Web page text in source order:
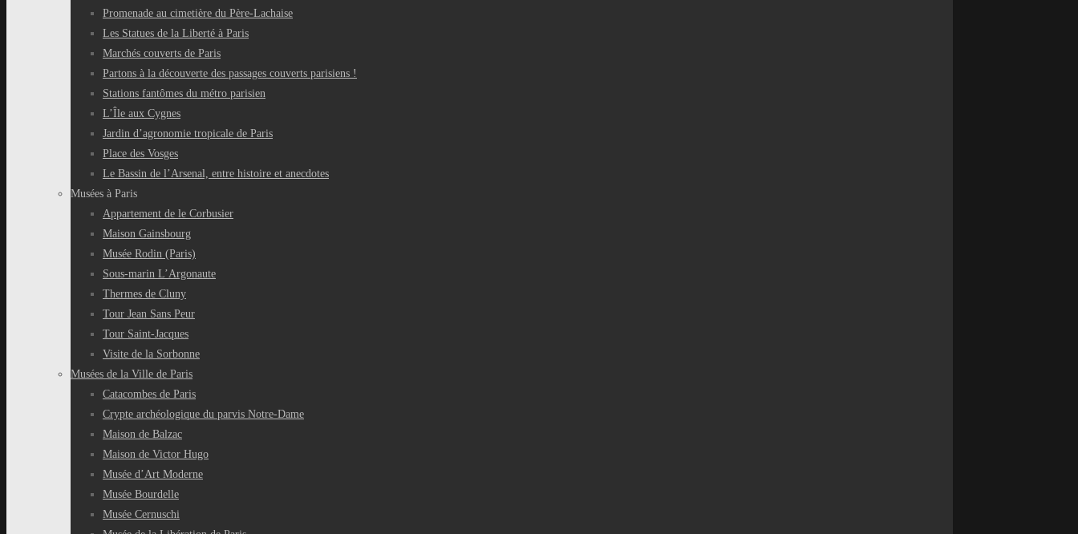
Promenade au cimetière du Père-Lachaise
Les Statues de la Liberté à Paris
Marchés couverts de Paris
Partons à la découverte des passages couverts parisiens !
Stations fantômes du métro parisien
L’Île aux Cygnes
Jardin d’agronomie tropicale de Paris
Place des Vosges
Le Bassin de l’Arsenal, entre histoire et anecdotes
Musées à Paris
Appartement de le Corbusier
Maison Gainsbourg
Musée Rodin (Paris)
Sous-marin L’Argonaute
Thermes de Cluny
Tour Jean Sans Peur
Tour Saint-Jacques
Visite de la Sorbonne
Musées de la Ville de Paris
Catacombes de Paris
Crypte archéologique du parvis Notre-Dame
Maison de Balzac
Maison de Victor Hugo
Musée d’Art Moderne
Musée Bourdelle
Musée Cernuschi